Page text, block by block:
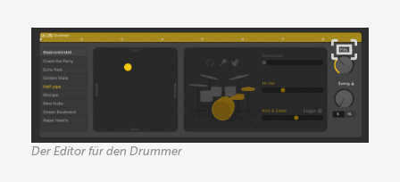
Der Editor für den Drummer